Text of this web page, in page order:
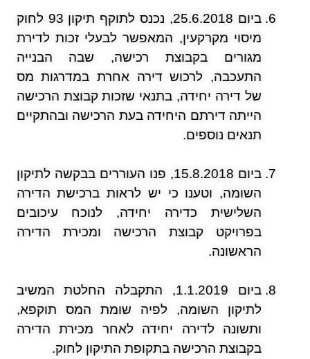
ביום 25.6.2018, נכנס לתוקף תיקון 93 לחוק
מיסוי מקרקעין, המאפשר לבעלי זכות לדירת
מגורים בקבוצת רכישה, שבה הבנייה
התעכבה, לרכוש דירה אחרת במדרגות מס
של דירה יחידה, בתנאי שזכות קבוצת הרכישה
הייתה דירתם היחידה בעת הרכישה ובהתקיים
תנאים נוספים.
ביום 15.8.2018, פנו העוררים בבקשה לתיקון
השומה, וטענו כי יש לראות ברכישת הדירה
השלישית כדירה יחידה, לנוכח עיכובים
בפרויקט קבוצת הרכישה ומכירת הדירה
הראשונה.
ביום 1.1.2019, התקבלה החלטת המשיב
לתיקון השומה, לפיה שומת המס תוקפא,
ותשונה לדירה יחידה לאחר מכירת הדירה
בקבוצת הרכישה בתקופת התיקון לחוק.